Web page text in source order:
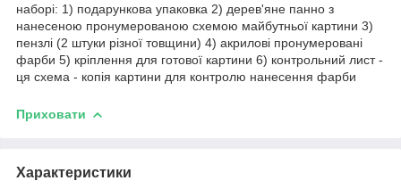
наборі: 1) подарункова упаковка 2) дерев'яне панно з
нанесеною пронумерованою схемою майбутньої картини 3)
пензлі (2 штуки різної товщини) 4) акрилові пронумеровані
фарби 5) кріплення для готової картини 6) контрольний лист -
ця схема - копія картини для контролю нанесення фарби
Приховати
Характеристики